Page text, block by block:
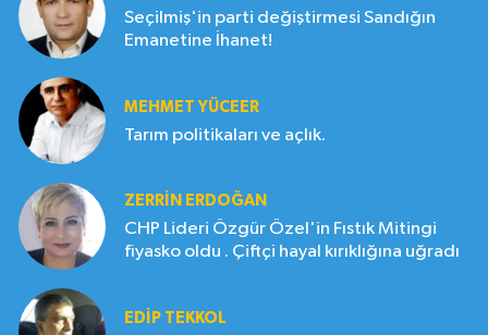
Seçilmiş'in parti değiştirmesi Sandığın
Emanetine İhanet!
MEHMET YÜCEER
Tarım politikaları ve açlık.
ZERRIN ERDOĞAN
CHP Lideri Özgür Özel'in Fıstık Mitingi
fiyasko oldu . Çiftçi hayal kırıklığına uğradı
EDIP TEKKOL